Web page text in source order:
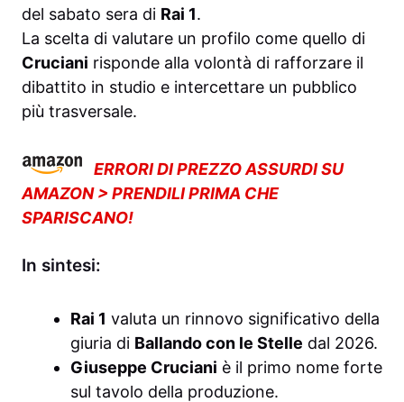
del sabato sera di Rai 1.
La scelta di valutare un profilo come quello di
Cruciani risponde alla volontà di rafforzare il
dibattito in studio e intercettare un pubblico
più trasversale.
ERRORI DI PREZZO ASSURDI SU
AMAZON > PRENDILI PRIMA CHE
SPARISCANO!
In sintesi:
Rai 1 valuta un rinnovo significativo della
giuria di Ballando con le Stelle dal 2026.
Giuseppe Cruciani è il primo nome forte
sul tavolo della produzione.